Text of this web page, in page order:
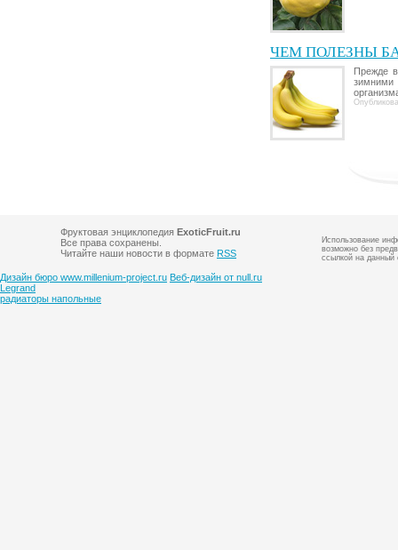
ЧЕМ ПОЛЕЗНЫ
Прежде
зимними
Фруктовая энциклопедия ExoticFruit.ru
Все права сохранены.
Читайте наши новости в формате RSS
Использование
возможно без
ссылкой на данный
Дизайн бюро www.millenium-project.ru Веб-дизайн от null.ru
Legrand
радиаторы напольные